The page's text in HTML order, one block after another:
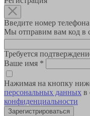
Введите номер телефона
Мы отправим вам код в
Требуется
Ваше имя *
Нажимая на кнопку
персональных данных в
конфиденциальности
Зарегистрироваться